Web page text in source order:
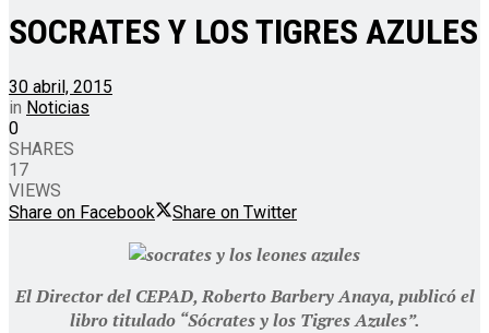
SOCRATES Y LOS TIGRES AZULES
30 abril, 2015
in Noticias
0
SHARES
17
VIEWS
Share on Facebook
Share on Twitter
El Director del CEPAD, Roberto Barbery Anaya, publicó el
libro titulado “Sócrates y los Tigres Azules”.